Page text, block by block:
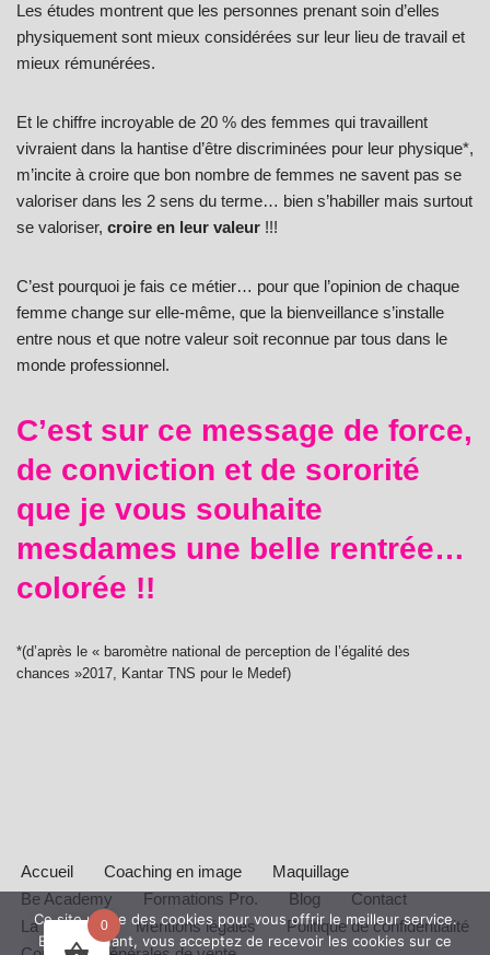
Les études montrent que les personnes prenant soin d’elles
physiquement sont mieux considérées sur leur lieu de travail et
mieux rémunérées.
Et le chiffre incroyable de 20 % des femmes qui travaillent
vivraient dans la hantise d’être discriminées pour leur physique*,
m’incite à croire que bon nombre de femmes ne savent pas se
valoriser dans les 2 sens du terme… bien s’habiller mais surtout
se valoriser, croire en leur valeur !!!
C’est pourquoi je fais ce métier… pour que l’opinion de chaque
femme change sur elle-même, que la bienveillance s’installe
entre nous et que notre valeur soit reconnue par tous dans le
monde professionnel.
C’est sur ce message de force,
de conviction et de sororité
que je vous souhaite
mesdames une belle rentrée…
colorée !!
*(d’après le « baromètre national de perception de l’égalité des
chances »2017, Kantar TNS pour le Medef)
Accueil Coaching en image
Maquillage
Be Academy
Formations Pro. Blog
Contact
La Boutique
Mentions légales
Politique de confidentialité
0
Ce site utilise des cookies pour vous offrir le meilleur service.
En continuant, vous acceptez de recevoir les cookies sur ce